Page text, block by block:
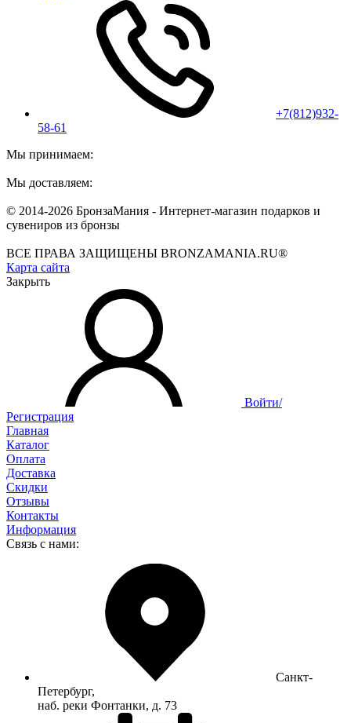
+7(812)932-
58-61
Мы принимаем:
Мы доставляем:
© 2014-2026 БронзаМания - Интернет-магазин подарков и
сувениров из бронзы
ВСЕ ПРАВА ЗАЩИЩЕНЫ BRONZAMANIA.RU®
Карта сайта
Закрыть
Войти/
Регистрация
Главная
Каталог
Оплата
Доставка
Скидки
Отзывы
Контакты
Информация
Связь с нами:
Санкт-
Петербург,
наб. реки Фонтанки, д. 73